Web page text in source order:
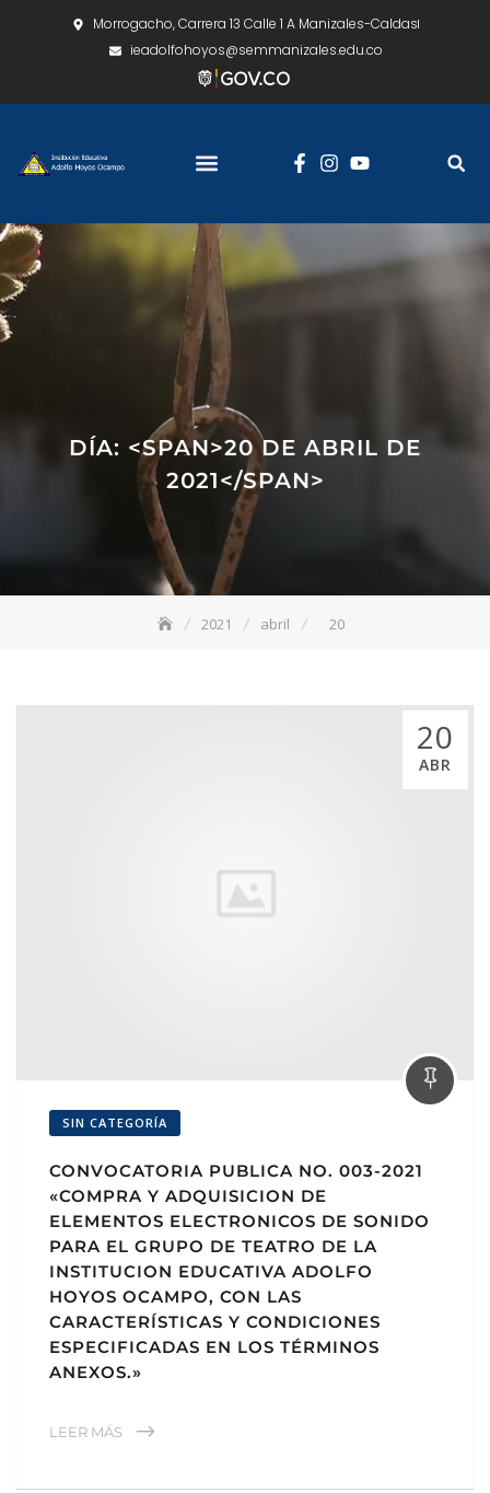
Morrogacho, Carrera 13 Calle 1 A Manizales-Caldas
ieadolfohoyos@semmanizales.edu.co
DÍA: <SPAN>20 DE ABRIL DE
2021</SPAN>
2021 abril 20
20
ABR
SIN CATEGORÍA
CONVOCATORIA PUBLICA NO. 003-2021
«COMPRA Y ADQUISICION DE
ELEMENTOS ELECTRONICOS DE SONIDO
PARA EL GRUPO DE TEATRO DE LA
INSTITUCION EDUCATIVA ADOLFO
HOYOS OCAMPO, CON LAS
CARACTERÍSTICAS Y CONDICIONES
ESPECIFICADAS EN LOS TÉRMINOS
ANEXOS.»
LEER MÁS